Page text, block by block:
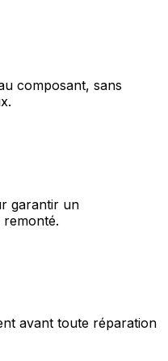
composant, sans
garantir un
avant toute réparation